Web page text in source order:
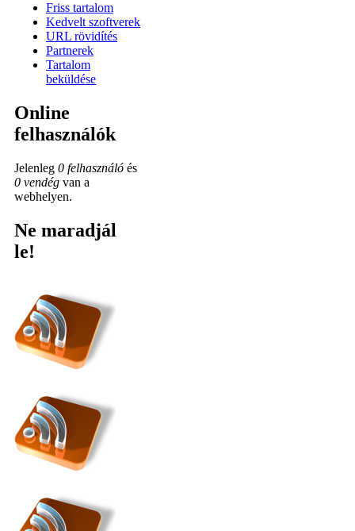
Friss tartalom
Kedvelt szoftverek
URL rövidítés
Partnerek
Tartalom
beküldése
Online
felhasználók
Jelenleg 0 felhasználó és
0 vendég van a
webhelyen.
Ne maradjál
le!